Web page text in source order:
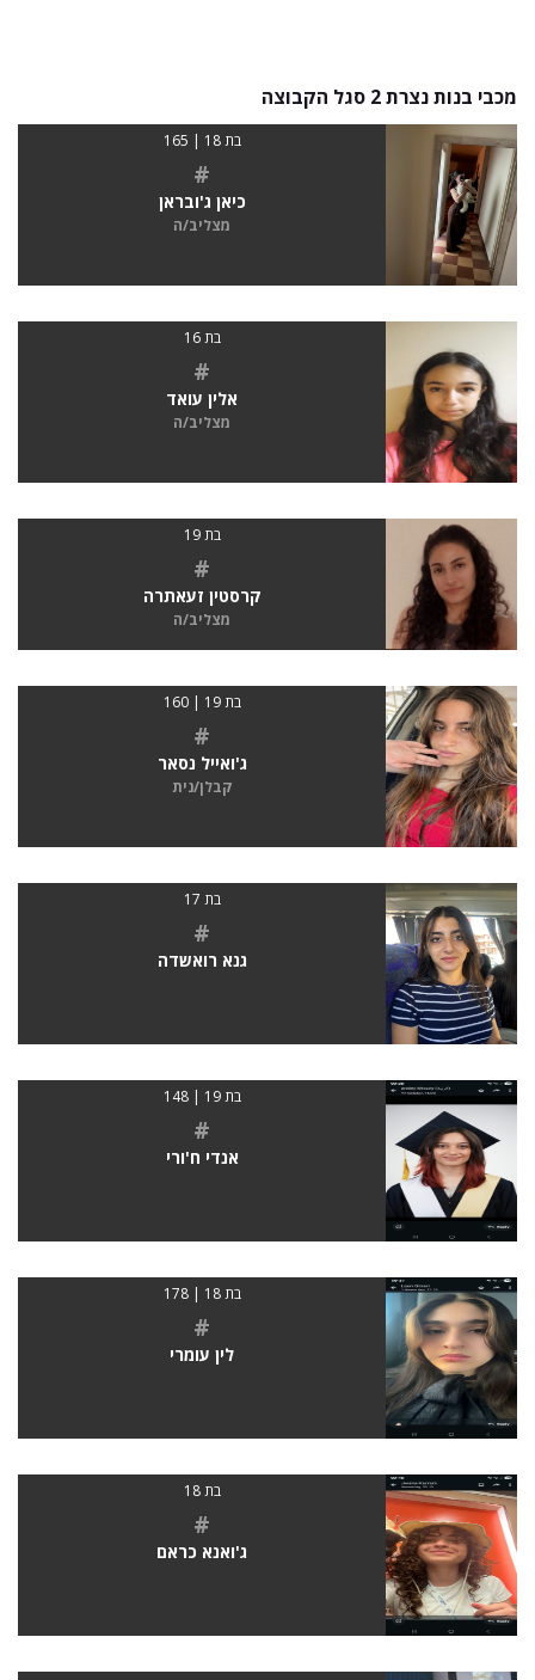
מכבי בנות נצרת 2 סגל הקבוצה
בת 18 | 165
#
כיאן ג'ובראן
מצליב/ה
בת 16
#
אלין עואד
מצליב/ה
בת 19
#
קרסטין זעאתרה
מצליב/ה
בת 19 | 160
#
ג'ואייל נסאר
קבלן/נית
בת 17
#
גנא רואשדה
בת 19 | 148
#
אנדי ח'ורי
בת 18 | 178
#
לין עומרי
בת 18
#
ג'ואנא כראם